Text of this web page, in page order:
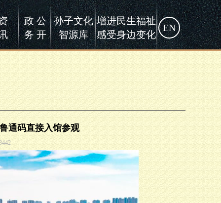
政 公
务 开
孙子文化
智源库
增进民生福祉
感受身边变化
EN
通码直接入馆参观